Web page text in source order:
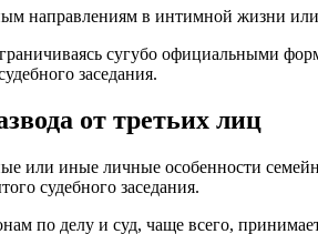
направлениям в интимной жизни
сугубо официальными
заседания.
от третьих лиц
или иные личные особенности
судебного заседания.
по делу и суд, чаще всего,